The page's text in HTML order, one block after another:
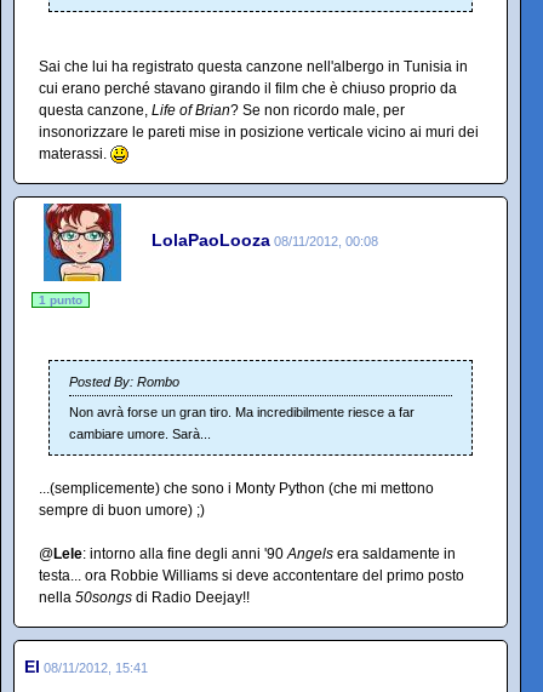
Sai che lui ha registrato questa canzone nell'albergo in Tunisia in
cui erano perché stavano girando il film che è chiuso proprio da
questa canzone, Life of Brian? Se non ricordo male, per
insonorizzare le pareti mise in posizione verticale vicino ai muri dei
materassi.
LolaPaoLooza 08/11/2012, 00:08
1 punto
Posted By: Rombo
Non avrà forse un gran tiro. Ma incredibilmente riesce a far
cambiare umore. Sarà...
...(semplicemente) che sono i Monty Python (che mi mettono
sempre di buon umore) ;)
@Lele: intorno alla fine degli anni '90Angels era saldamente in
testa... ora Robbie Williams si deve accontentare del primo posto
nella 50songs di Radio Deejay!!
El 08/11/2012, 15:41